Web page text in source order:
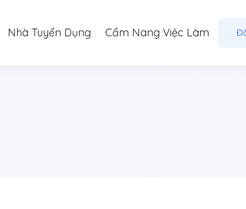
Nhà Tuyển Dụng Cẩm Nang Việc Làm